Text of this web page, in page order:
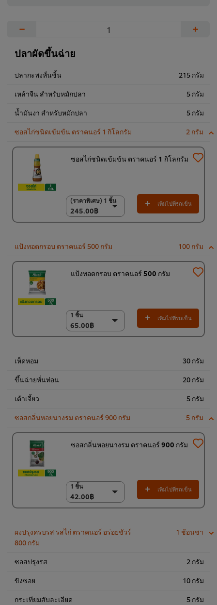
− +
ปลาผัดขึ้นฉ่าย
ปลากะพงหั่นชิ้น 215 กรัม
เหล้าจีน สำหรับหมักปลา 5 กรัม
น้ำมันงา สำหรับหมักปลา 5 กรัม
ซอสไก่ชนิดเข้มข้น ตราคนอร์ 1 กิโลกรัม 2 กรัม
ซอสไก่ชนิดเข้มข้น ตราคนอร์ 1 กิโลกรัม
(ราคาพิเศษ) 1 ชิ้น
245.00฿
(ราคาพิเศษ) 1 ชิ้น
245.00฿
(ราคาพิเศษ) แพ็ค 6
1,400.00฿
เพิ่มไปที่รถเข็น
แป้งทอดกรอบ ตราคนอร์ 500 กรัม 100 กรัม
แป้งทอดกรอบ ตราคนอร์ 500 กรัม
1 ชิ้น
65.00฿
1 ชิ้น
65.00฿
6 x 500 ก.
เพิ่มไปที่รถเข็น
เห็ดหอม 30 กรัม
ขึ้นฉ่ายหั่นท่อน 20 กรัม
เต้าเจี้ยว 5 กรัม
ซอสกลิ่นหอยนางรม ตราคนอร์ 900 กรัม 5 กรัม
ซอสกลิ่นหอยนางรม ตราคนอร์ 900 กรัม
1 ชิ้น
42.00฿
1 ชิ้น
42.00฿
(ราคาพิเศษ) แพ็ค 12
504.00฿
เพิ่มไปที่รถเข็น
ผงปรุงครบรส รสไก่ ตราคนอร์ อร่อยชัวร์
800 กรัม
1 ช้อนชา
ซอสปรุงรส 2 กรัม
ขิงซอย 10 กรัม
กระเทียมสับละเอียด 5 กรัม